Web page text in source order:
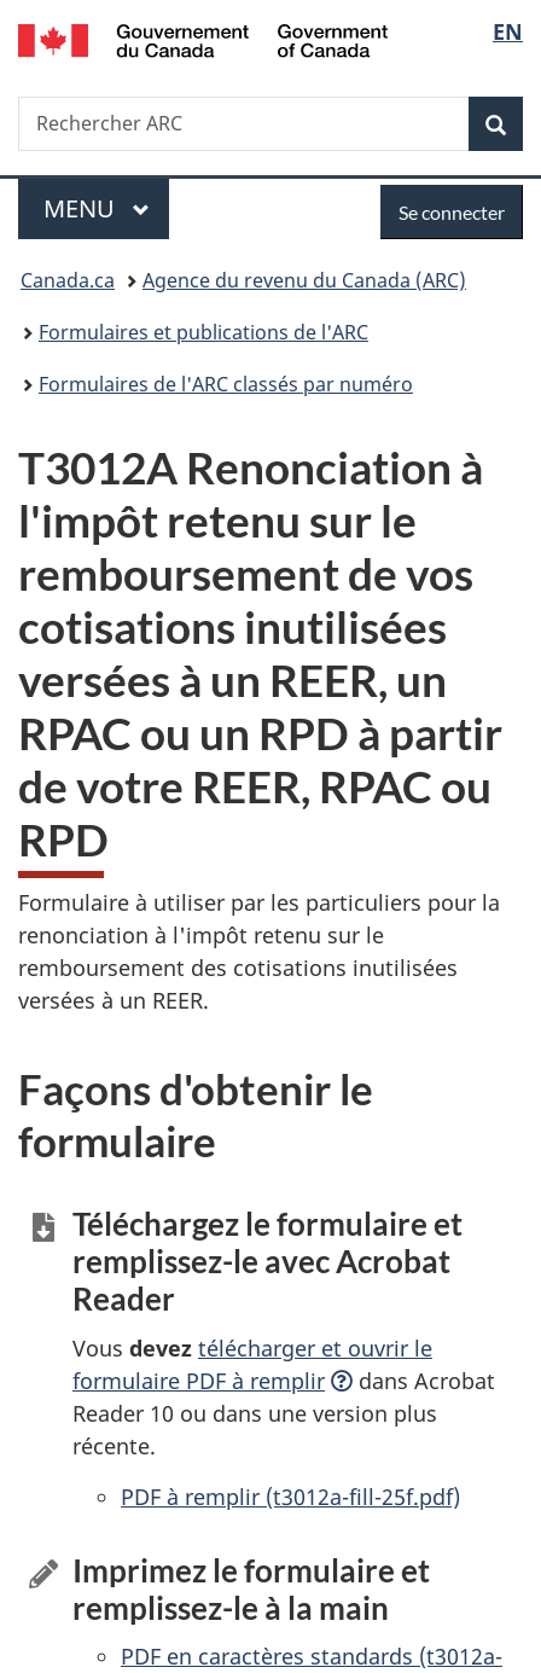
Passer
au
Passer
à
du
Passer
à
simplifiée
de
la
EN
Recherche
Rechercher
ARC
Menu
MENU PRINCIPAL
connecter
Se connecter
Vous
êtes
ici :
Canada.ca
Agence du revenu du Canada (ARC)
Formulaires et publications de l'ARC
Formulaires de l'ARC classés par numéro
T3012A Renonciation à
l'impôt retenu sur le
remboursement de vos
cotisations inutilisées
versées à un REER, un
RPAC ou un RPD à partir
de votre REER, RPAC ou
RPD
Formulaire à utiliser par les particuliers pour la
renonciation à l'impôt retenu sur le
remboursement des cotisations inutilisées
versées à un REER.
Façons d'obtenir le
formulaire
Téléchargez le formulaire et
remplissez-le avec Acrobat
Reader
Vous devez télécharger et ouvrir le
formulaire PDF à remplir
dans Acrobat
Reader 10 ou dans une version plus
récente.
PDF à remplir accessibles
(t3012a-fill-25f.pdf)
Imprimez le formulaire et
remplissez-le à la main
PDF en caractères standards (t3012a-